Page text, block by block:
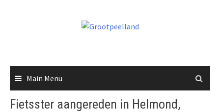
Main Menu
Fietsster aangereden in Helmond,